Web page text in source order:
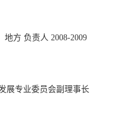
方 负责人 2008-2009
展专业委员会副理事长